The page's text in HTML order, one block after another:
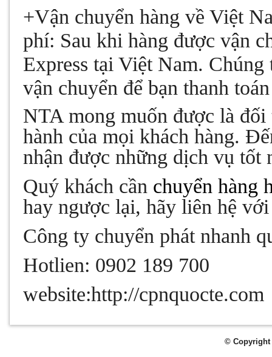
+Vận chuyển hàng về Việt
phí: Sau khi hàng được vận
Express tại Việt Nam.
vận chuyển để bạn thanh
NTA mong muốn được là
hành của mọi khách hàng.
nhận được những dịch vụ tốt
Quý khách cần chuyển hàng
hay ngược lại, hãy liên hệ
Công ty chuyển phát nhanh
Hotlien: 0902 189 700
website:http://cpnquocte.com
© Copyright